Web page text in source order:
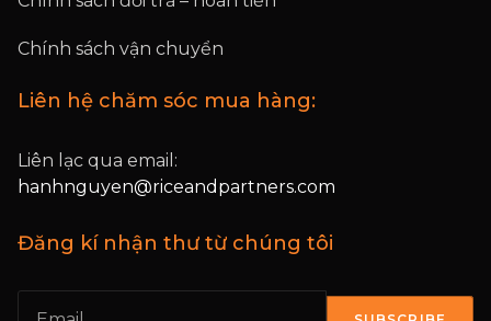
Chính sách vận chuyển
Liên hệ chăm sóc mua hàng:
Liên lạc qua email:
hanhnguyen@riceandpartners.com
Đăng kí nhận thư từ chúng tôi